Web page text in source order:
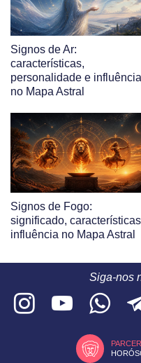
Signos de Ar:
características,
personalidade e influência
no Mapa Astral
Signos de Fogo:
significado,
influência no Mapa Astral
Siga-nos